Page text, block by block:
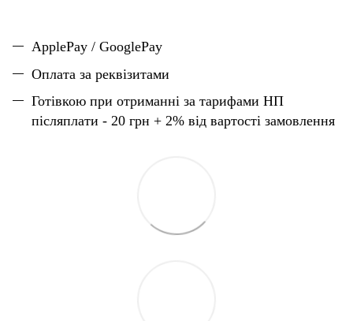
ApplePay / GooglePay
Оплата за реквізитами
Готівкою при отриманні за тарифами НП
післяплати - 20 грн + 2% від вартості замовлення